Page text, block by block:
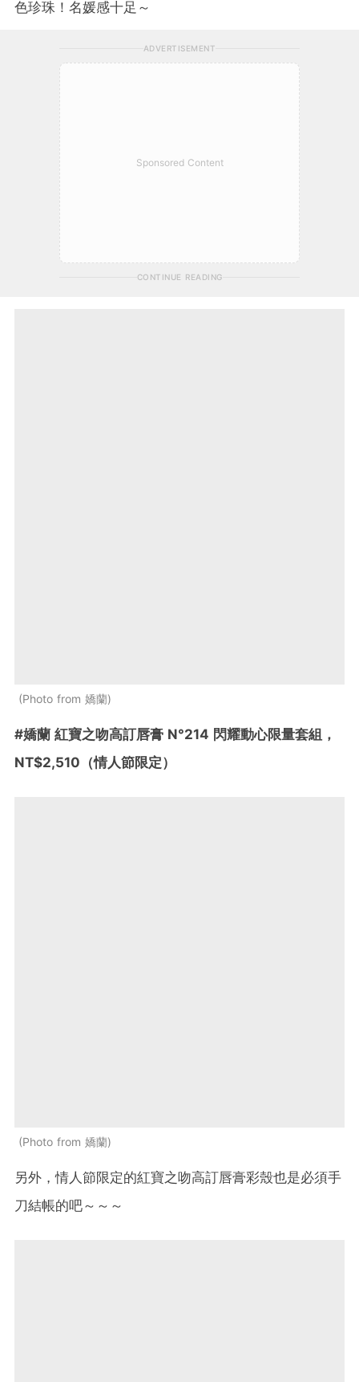
色珍珠！名媛感十足～
ADVERTISEMENT
Sponsored Content
CONTINUE READING
Photo from 嬌蘭
#嬌蘭 紅寶之吻高訂唇膏 N°214 閃耀動心限量套組，
NT$2,510（情人節限定）
Photo from 嬌蘭
另外，情人節限定的紅寶之吻高訂唇膏彩殼也是必須手
刀結帳的吧～～～